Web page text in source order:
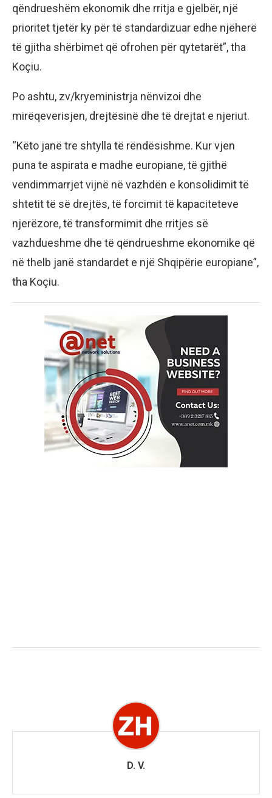
qëndrueshëm ekonomik dhe rritja e gjelbër, një
prioritet tjetër ky për të standardizuar edhe njëherë
të gjitha shërbimet që ofrohen për qytetarët”, tha
Koçiu.
Po ashtu, zv/kryeministrja nënvizoi dhe
mirëqeverisjen, drejtësinë dhe të drejtat e njeriut.
“Këto janë tre shtylla të rëndësishme. Kur vjen
puna te aspirata e madhe europiane, të gjithë
vendimmarrjet vijnë në vazhdën e konsolidimit të
shtetit të së drejtës, të forcimit të kapaciteteve
njerëzore, të transformimit dhe rritjes së
vazhdueshme dhe të qëndrueshme ekonomike që
në thelb janë standardet e një Shqipërie europiane”,
tha Koçiu.
D. V.